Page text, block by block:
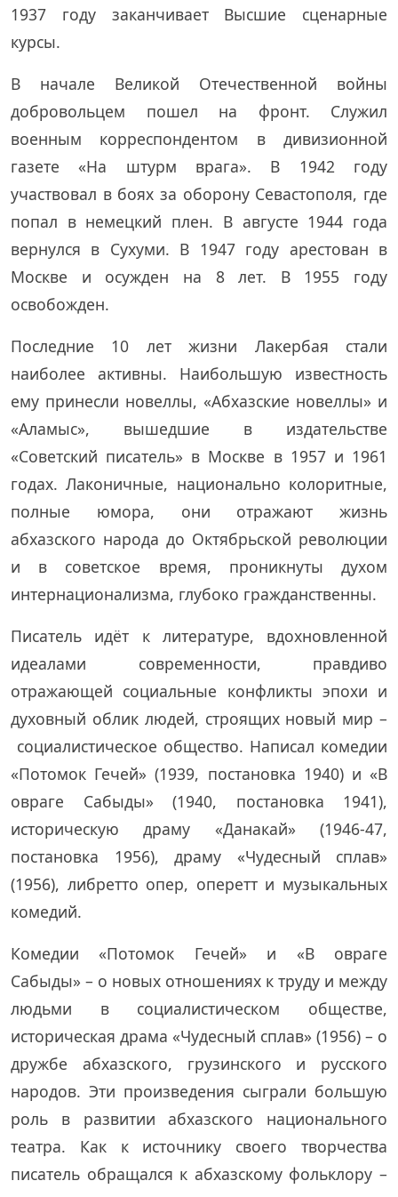
1937 году заканчивает Высшие сценарные
курсы.
В начале Великой Отечественной войны
добровольцем пошел на фронт. Служил
военным корреспондентом в дивизионной
газете «На штурм врага». В 1942 году
участвовал в боях за оборону Севастополя, где
попал в немецкий плен. В августе 1944 года
вернулся в Сухуми. В 1947 году арестован в
Москве и осужден на 8 лет. В 1955 году
освобожден.
Последние 10 лет жизни Лакербая стали
наиболее активны. Наибольшую известность
ему принесли новеллы, «Абхазские новеллы» и
«Аламыс», вышедшие в издательстве
«Советский писатель» в Москве в 1957 и 1961
годах. Лаконичные, национально колоритные,
полные юмора, они отражают жизнь
абхазского народа до Октябрьской революции
и в советское время, проникнуты духом
интернационализма, глубоко гражданственны.
Писатель идёт к литературе, вдохновленной
идеалами современности, правдиво
отражающей социальные конфликты эпохи и
духовный облик людей, строящих новый мир –
социалистическое общество. Написал комедии
«Потомок Гечей» (1939, постановка 1940) и «В
овраге Сабыды» (1940, постановка 1941),
историческую драму «Данакай» (1946-47,
постановка 1956), драму «Чудесный сплав»
(1956), либретто опер, оперетт и музыкальных
комедий.
Комедии «Потомок Гечей» и «В овраге
Сабыды» – о новых отношениях к труду и между
людьми в социалистическом обществе,
историческая драма «Чудесный сплав» (1956) – о
дружбе абхазского, грузинского и русского
народов. Эти произведения сыграли большую
роль в развитии абхазского национального
театра. Как к источнику своего творчества
писатель обращался к абхазскому фольклору –